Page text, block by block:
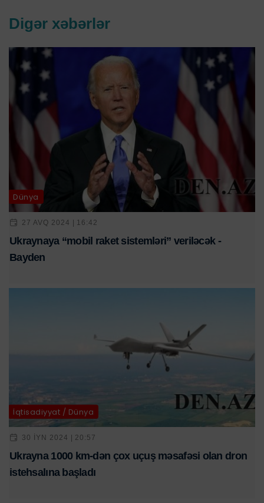
Digər xəbərlər
Dünya
27 AVQ 2024 | 16:42
Ukraynaya “mobil raket sistemləri” veriləcək -
Bayden
İqtisadiyyat / Dünya
30 IYN 2024 | 20:57
Ukrayna 1000 km-dən çox uçuş məsafəsi olan dron
istehsalına başladı